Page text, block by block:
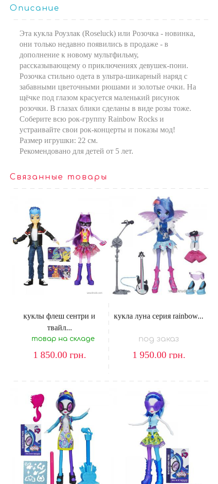
Описание
Эта кукла Роузлак (Roseluck) или Розочка - новинка,
они только недавно появились в продаже - в
дополнение к новому мультфильму,
рассказывающему о приключениях девушек-пони.
Розочка стильно одета в ультра-шикарный наряд с
забавными цветочными рюшами и золотые очки. На
щёчке под глазом красуется маленький рисунок
розочки. В глазах блики сделаны в виде розы тоже.
Соберите всю рок-группу Rainbow Rocks и
устраивайте свои рок-концерты и показы мод!
Размер игрушки: 22 см.
Рекомендовано для детей от 5 лет.
Связанные товары
куклы флеш сентри и
твайл...
товар на складе
1 850.00 грн.
кукла луна серия rainbow...
под заказ
1 950.00 грн.